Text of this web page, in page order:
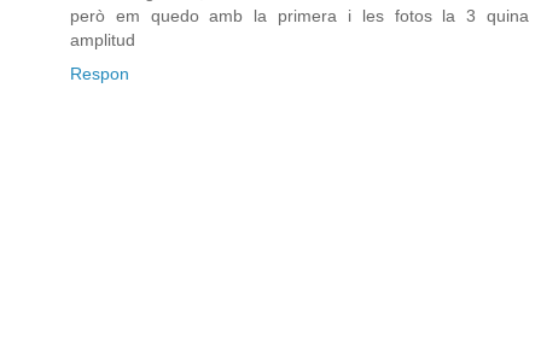
però em quedo amb la primera i les fotos la 3 quina
amplitud
Respon